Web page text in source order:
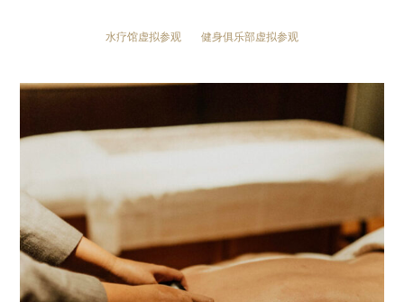
水疗馆虚拟参观 健身俱乐部虚拟参观